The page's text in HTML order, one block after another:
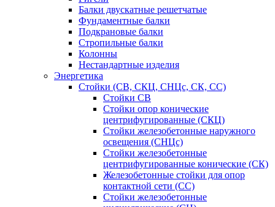
Балки двускатные решетчатые
Фундаментные балки
Подкрановые балки
Стропильные балки
Колонны
Нестандартные изделия
Энергетика
Стойки (СВ, СКЦ, СНЦс, СК, СС)
Стойки СВ
Стойки опор конические
центрифугированные (СКЦ)
Стойки железобетонные наружного
освещения (СНЦс)
Стойки железобетонные
центрифугированные конические (СК)
Железобетонные стойки для опор
контактной сети (СС)
Стойки железобетонные